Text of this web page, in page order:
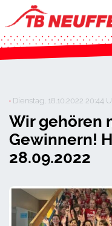
· Dienstag, 18.10.2022 20:44
Wir gehören
Gewinnern!
28.09.2022